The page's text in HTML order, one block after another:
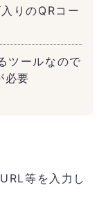
りのQRコー
ツールなので
必要
等を入力し